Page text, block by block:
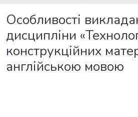
Особливості
дисципліни
конструкційних
англійською мовою